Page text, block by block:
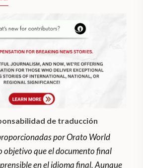
de traducción
por Orato World
objetivo que el documento final
en el idioma final. Aunque